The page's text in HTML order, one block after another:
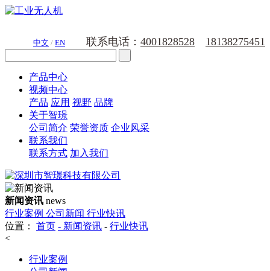
中文 / EN 联系电话： 4001828528 18138275451
产品中心
视频中心
产品 应用 视野 品牌
关于智璟
公司简介 荣誉资质 企业风采
联系我们
联系方式 加入我们
新闻资讯 news
行业案例 公司新闻 行业快讯
位置：
首页 - 新闻资讯 - 行业快讯
<
行业案例